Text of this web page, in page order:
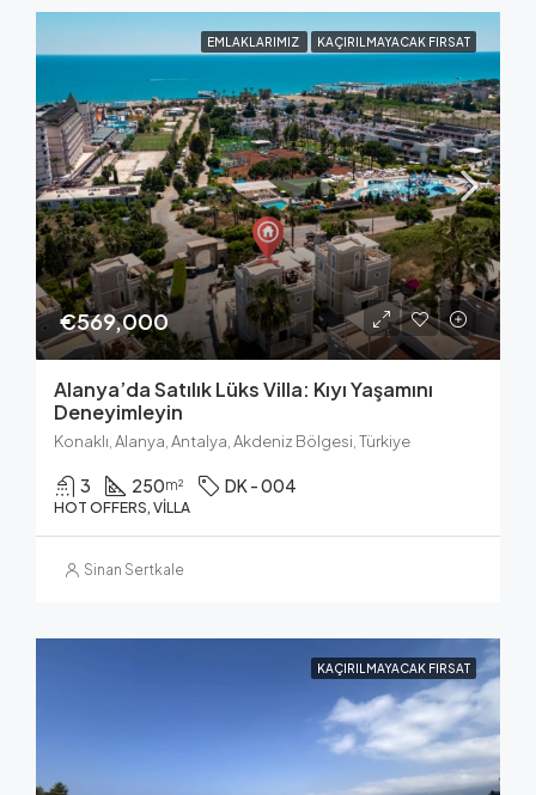
EMLAKLARIMIZ KAÇIRILMAYACAK FIRSAT
€569,000
Alanya’da Satılık Lüks Villa: Kıyı Yaşamını
Deneyimleyin
Konaklı, Alanya, Antalya, Akdeniz Bölgesi, Türkiye
3 250m² DK - 004
HOT OFFERS, VILLA
Sinan Sertkale
KAÇIRILMAYACAK FIRSAT